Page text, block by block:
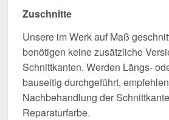
Zuschnitte
Unsere im Werk auf Maß
benötigen keine zusätzliche
Schnittkanten. Werden Längs-
bauseitig durchgeführt,
Nachbehandlung der
Reparaturfarbe.